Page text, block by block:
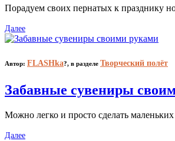
Порадуем своих пернатых к празднику
Далее
Автор: FLASHka?, в разделе Творческий полёт
Забавные сувениры
Можно легко и просто сделать
Далее